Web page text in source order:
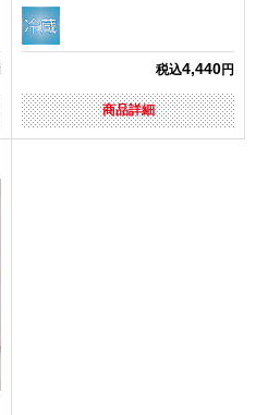
税込4,440円
商品詳細